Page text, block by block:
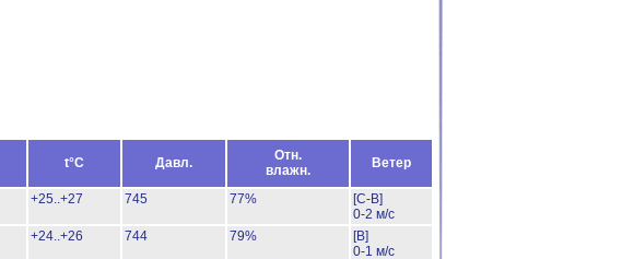
t°C Давл.
Отн.
влажн.
Ветер
+25..+27 745 77%
[С-В]
0-2 м/с
+24..+26 744 79%
[В]
0-1 м/с